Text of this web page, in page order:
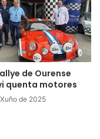
de Ourense
quenta motores
de 2025